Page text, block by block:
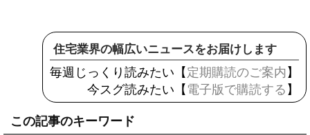
住宅業界の幅広いニュースをお届けします
毎週じっくり読みたい【 定期購読のご案内 】
今スグ読みたい【 電子版で購読する 】
この記事のキーワード